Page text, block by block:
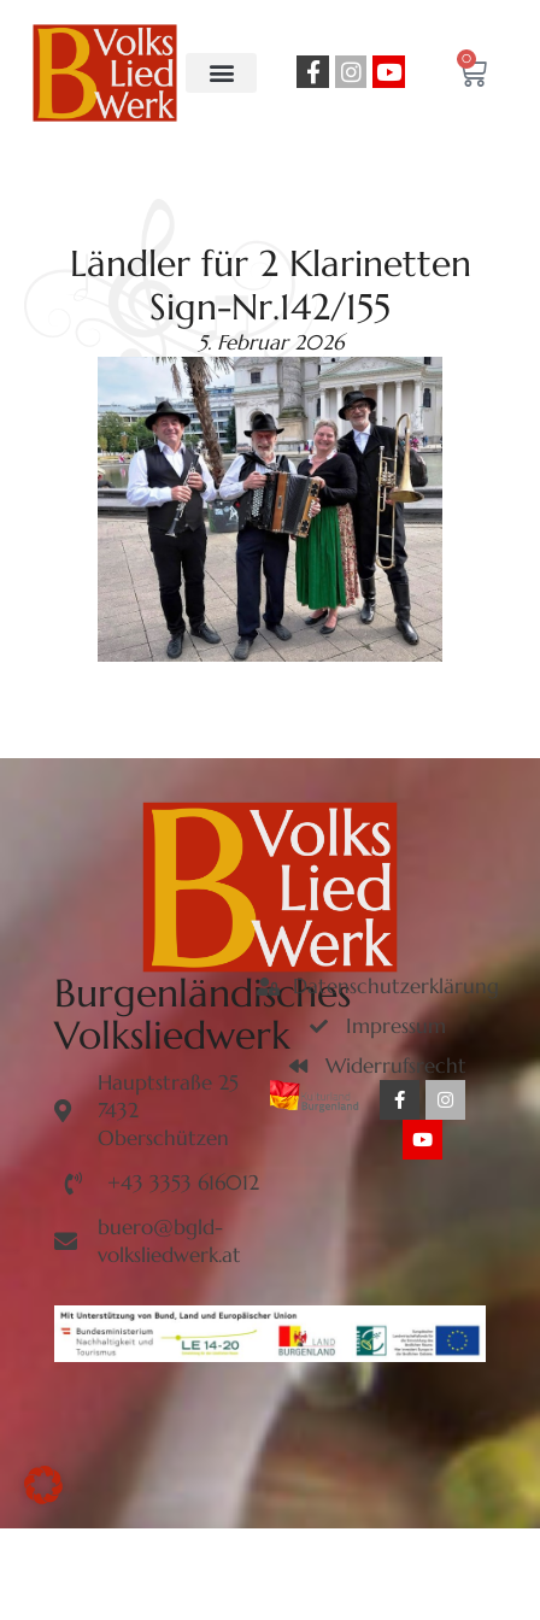
0
Ländler für 2 Klarinetten
Sign-Nr.142/155
5. Februar 2026
Burgenländisches
Volksliedwerk
Hauptstraße 25
7432
Oberschützen
+43 3353 616012
buero@bgld-
volksliedwerk.at
Datenschutzerklärung
Impressum
Widerrufsrecht